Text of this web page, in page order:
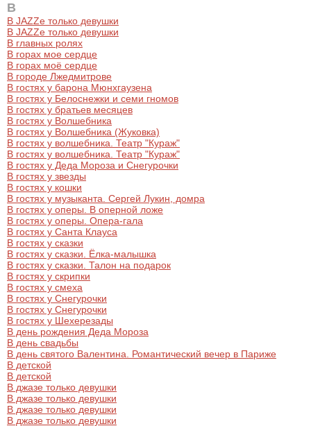
В
В JAZZe только девушки
В JAZZе только девушки
В главных ролях
В горах мое сердце
В горах моё сердце
В городе Лжедмитрове
В гостях у барона Мюнхгаузена
В гостях у Белоснежки и семи гномов
В гостях у братьев месяцев
В гостях у Волшебника
В гостях у Волшебника (Жуковка)
В гостях у волшебника. Театр "Кураж"
В гостях у волшебника. Театр "Кураж"
В гостях у Деда Мороза и Снегурочки
В гостях у звезды
В гостях у кошки
В гостях у музыканта. Сергей Лукин, домра
В гостях у оперы. В оперной ложе
В гостях у оперы. Опера-гала
В гостях у Санта Клауса
В гостях у сказки
В гостях у сказки. Ёлка-малышка
В гостях у сказки. Талон на подарок
В гостях у скрипки
В гостях у смеха
В гостях у Снегурочки
В гостях у Снегурочки
В гостях у Шехерезады
В день рождения Деда Мороза
В день свадьбы
В день святого Валентина. Романтический вечер в Париже
В детской
В детской
В джазе только девушки
В джазе только девушки
В джазе только девушки
В джазе только девушки